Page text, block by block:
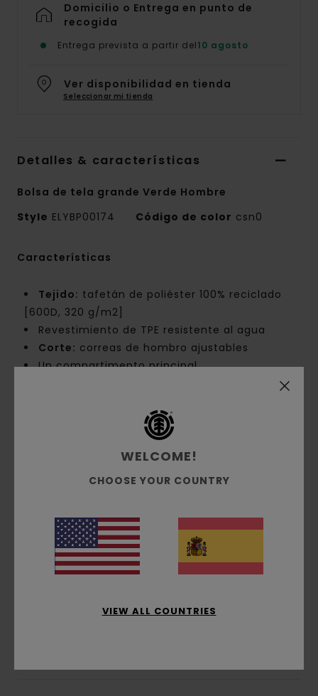
Domicilio o Entrega en punto de
recogida
Entrega prevista a partir del10 agosto
Ver disponibilidad en tienda
Seleccionar mi tienda
Detalles & características
Bolsa de tela grande Verde Hombre
Style ELYBP00174 Código de color csn0
Características
Tejido: tafetán de poliéster 100% reciclado
[600D, 320 g/m2]
Revestimiento de TPE resistente al agua
Corte: correas de hombro ajustables
Un compartimento principal
Un bolsillo frontal plano con cremallera lateral
Bolsillo trasero con cremallera y correas
internas ajustables
14 cm [profundo]
Volumen:25 L
Forro de poliéster reciclado
Mosquetón metálico
WELCOME!
CHOOSE YOUR COUNTRY
VIEW ALL COUNTRIES